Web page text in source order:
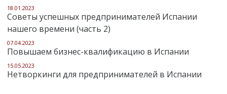
18.01.2023
Советы успешных предпринимателей Испании
нашего времени (часть 2)
07.04.2023
Повышаем бизнес-квалификацию в Испании
15.05.2023
Нетворкинги для предпринимателей в Испании